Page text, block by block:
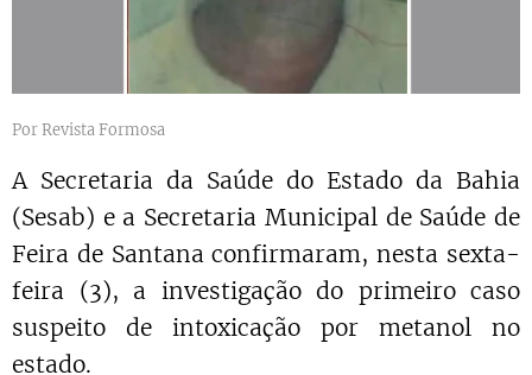
Por Revista Formosa
A Secretaria da Saúde do Estado da Bahia
(Sesab) e a Secretaria Municipal de Saúde de
Feira de Santana confirmaram, nesta sexta-
feira (3), a investigação do primeiro caso
suspeito de intoxicação por metanol no
estado.